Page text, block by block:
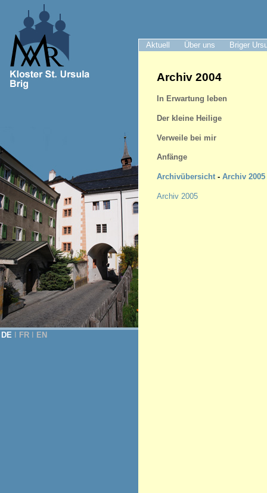
Aktuell Über uns Briger
DE FR EN
Archiv 2004
In Erwartung leben
Der kleine Heilige
Verweile bei mir
Anfänge
Archivübersicht - Archiv 2005
Archiv 2005